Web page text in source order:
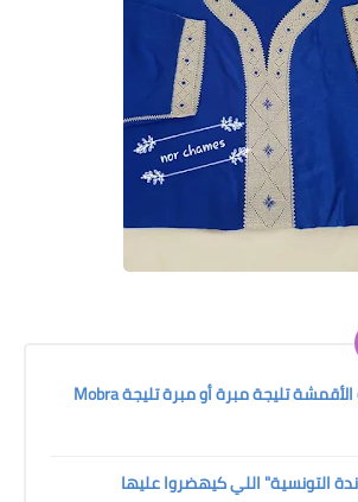
أنواع الأثواب و الأقمشة تليجة مبرة أو مبرة تليجة Mobra
التونسية" اللي كيهضروا عليها